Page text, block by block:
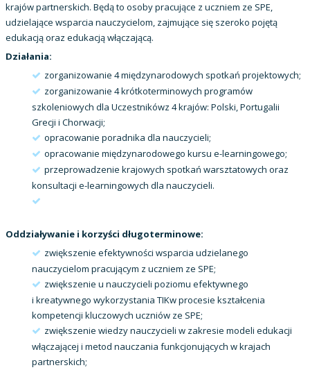
krajów partnerskich. Będą to osoby pracujące z uczniem ze SPE,
udzielające wsparcia nauczycielom, zajmujące się szeroko pojętą
edukacją oraz edukacją włączającą.
Działania:
zorganizowanie 4 międzynarodowych spotkań projektowych;
zorganizowanie 4 krótkoterminowych programów
szkoleniowych dla Uczestnikówz 4 krajów: Polski, Portugalii
Grecji i Chorwacji;
opracowanie poradnika dla nauczycieli;
opracowanie międzynarodowego kursu e-learningowego;
przeprowadzenie krajowych spotkań warsztatowych oraz
konsultacji e-learningowych dla nauczycieli.
Oddziaływanie i korzyści długoterminowe:
zwiększenie efektywności wsparcia udzielanego
nauczycielom pracującym z uczniem ze SPE;
zwiększenie u nauczycieli poziomu efektywnego
i kreatywnego wykorzystania TIKw procesie kształcenia
kompetencji kluczowych uczniów ze SPE;
zwiększenie wiedzy nauczycieli w zakresie modeli edukacji
włączającej i metod nauczania funkcjonujących w krajach
partnerskich;